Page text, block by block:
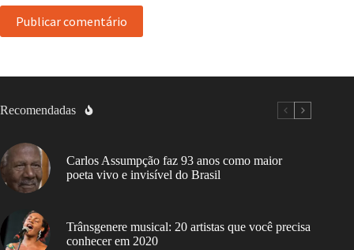
Publicar comentário
Recomendadas
Carlos Assumpção faz 93 anos como maior
poeta vivo e invisível do Brasil
Trânsgenere musical: 20 artistas que você precisa
conhecer em 2020